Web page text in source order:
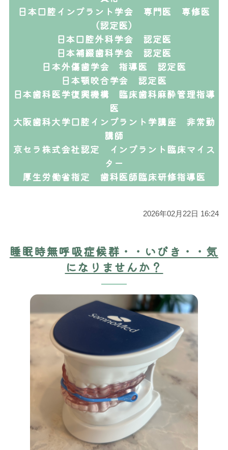
日本口腔インプラント学会 専門医 専修医
（認定医）
日本口腔外科学会 認定医
日本補綴歯科学会 認定医
日本外傷歯学会 指導医 認定医
日本顎咬合学会 認定医
日本歯科医学復興機構 臨床歯科麻酔管理指導
医
大阪歯科大学口腔インプラント学講座 非常勤
講師
京セラ株式会社認定 インプラント臨床マイス
ター
厚生労働省指定 歯科医師臨床研修指導医
2026年02月22日 16:24
睡眠時無呼吸症候群・・いびき・・気
になりませんか？